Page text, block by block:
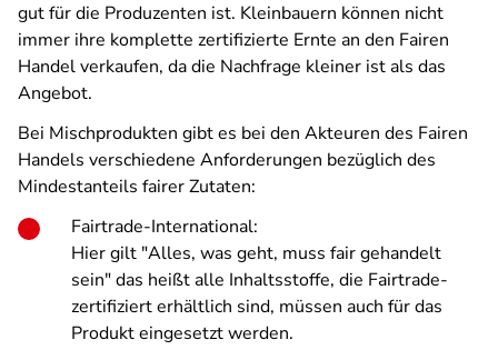
gut für die Produzenten ist. Kleinbauern können nicht
immer ihre komplette zertifizierte Ernte an den Fairen
Handel verkaufen, da die Nachfrage kleiner ist als das
Angebot.
Bei Mischprodukten gibt es bei den Akteuren des Fairen
Handels verschiedene Anforderungen bezüglich des
Mindestanteils fairer Zutaten:
Fairtrade-International:
Hier gilt "Alles, was geht, muss fair gehandelt
sein" das heißt alle Inhaltsstoffe, die Fairtrade-
zertifiziert erhältlich sind, müssen auch für das
Produkt eingesetzt werden.